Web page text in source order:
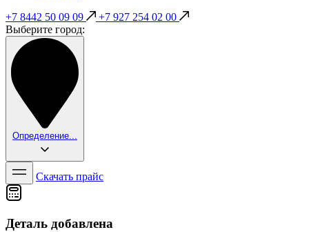
+7 8442 50 09 09
+7 927 254 02 00
Выберите город:
Определение...
Скачать прайс
Деталь добавлена